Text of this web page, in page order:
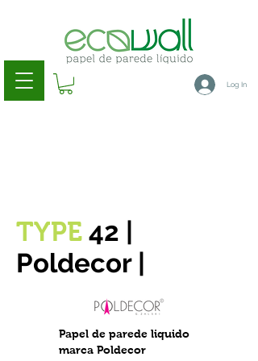
Log In
TYPE 42 |
Poldecor |
Papel de parede liquido
marca Poldecor